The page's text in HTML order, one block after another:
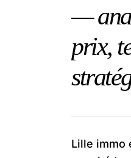
—
prix,
Lille immo